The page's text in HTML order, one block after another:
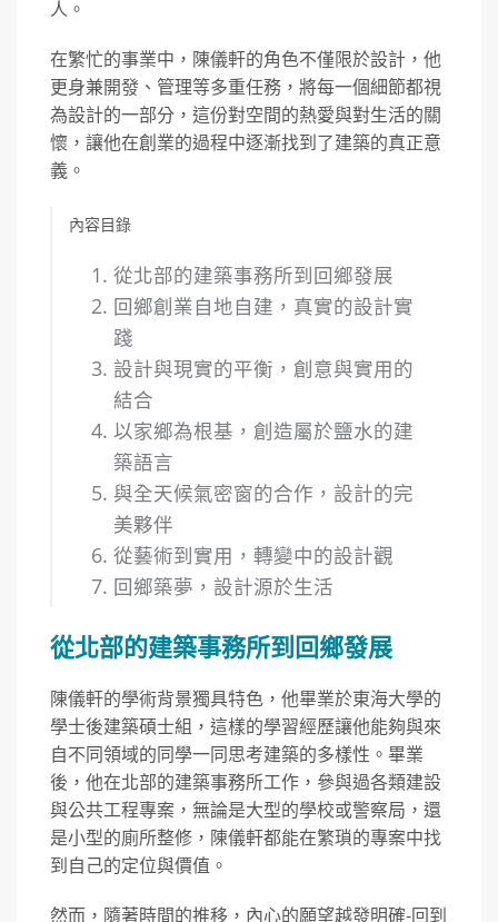
人。
在繁忙的事業中，陳儀軒的角色不僅限於設計，他
更身兼開發、管理等多重任務，將每一個細節都視
為設計的一部分，這份對空間的熱愛與對生活的關
懷，讓他在創業的過程中逐漸找到了建築的真正意
義。
內容目錄
從北部的建築事務所到回鄉發展
回鄉創業自地自建，真實的設計實
踐
設計與現實的平衡，創意與實用的
結合
以家鄉為根基，創造屬於鹽水的建
築語言
與全天候氣密窗的合作，設計的完
美夥伴
從藝術到實用，轉變中的設計觀
回鄉築夢，設計源於生活
從北部的建築事務所到回鄉發展
陳儀軒的學術背景獨具特色，他畢業於東海大學的
學士後建築碩士組，這樣的學習經歷讓他能夠與來
自不同領域的同學一同思考建築的多樣性。畢業
後，他在北部的建築事務所工作，參與過各類建設
與公共工程專案，無論是大型的學校或警察局，還
是小型的廁所整修，陳儀軒都能在繁瑣的專案中找
到自己的定位與價值。
然而，隨著時間的推移，內心的願望越發明確-回到